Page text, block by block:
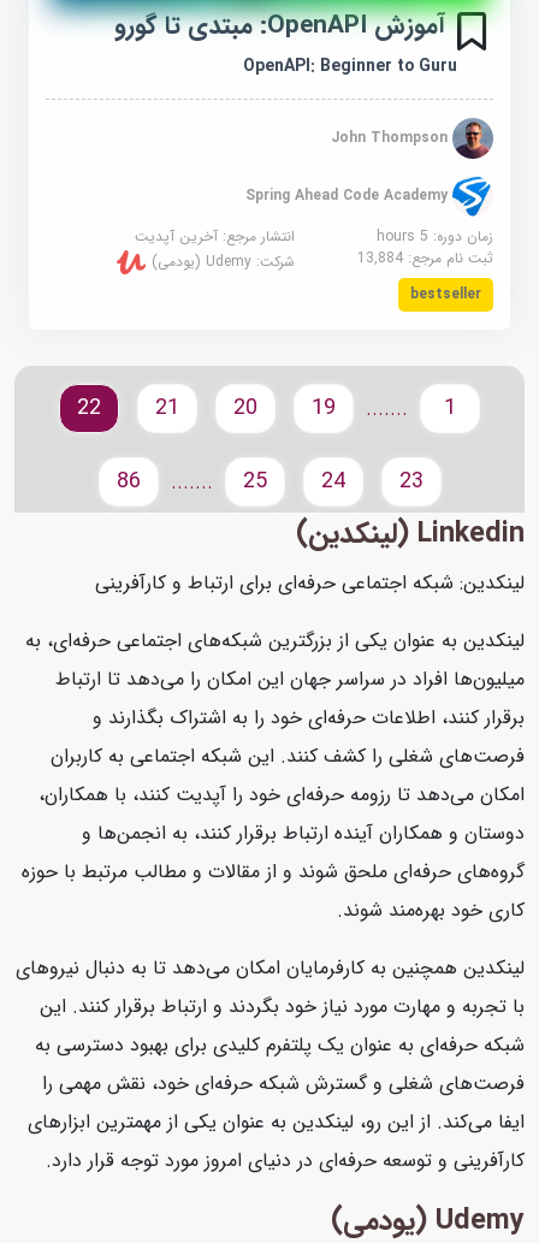
آموزش OpenAPI: مبتدی تا گورو
OpenAPI: Beginner to Guru
John Thompson
Spring Ahead Code Academy
زمان دوره: 5 hours
انتشار مرجع:آخرین آپدیت
ثبت نام مرجع:13,884 شرکت:Udemy (یودمی)
bestseller
.......
19
20
21
22
23
24
25
.......
86
Linkedin (لینکدین)
لینکدین: شبکه اجتماعی حرفه‌ای برای ارتباط و کارآفرینی
لینکدین به عنوان یکی از بزرگترین شبکه‌های اجتماعی حرفه‌ای، به
میلیون‌ها افراد در سراسر جهان این امکان را می‌دهد تا ارتباط
برقرار کنند، اطلاعات حرفه‌ای خود را به اشتراک بگذارند و
فرصت‌های شغلی را کشف کنند. این شبکه اجتماعی به کاربران
امکان می‌دهد تا رزومه حرفه‌ای خود را آپدیت کنند، با همکاران،
دوستان و همکاران آینده ارتباط برقرار کنند، به انجمن‌ها و
گروه‌های حرفه‌ای ملحق شوند و از مقالات و مطالب مرتبط با حوزه
کاری خود بهره‌مند شوند.
لینکدین همچنین به کارفرمایان امکان می‌دهد تا به دنبال نیروهای
با تجربه و مهارت مورد نیاز خود بگردند و ارتباط برقرار کنند. این
شبکه حرفه‌ای به عنوان یک پلتفرم کلیدی برای بهبود دسترسی به
فرصت‌های شغلی و گسترش شبکه حرفه‌ای خود، نقش مهمی را
ایفا می‌کند. از این رو، لینکدین به عنوان یکی از مهمترین ابزارهای
کارآفرینی و توسعه حرفه‌ای در دنیای امروز مورد توجه قرار دارد.
Udemy (یودمی)